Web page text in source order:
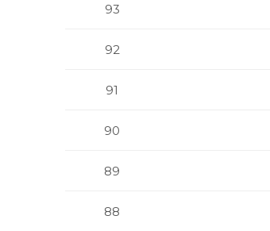
93
92
91
90
89
88